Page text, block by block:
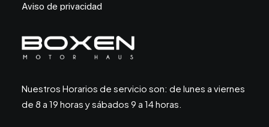
Nuestros Horarios de servicio son: de lunes a viernes
de 8 a 19 horas y sábados 9 a 14 horas.
Aviso de privacidad